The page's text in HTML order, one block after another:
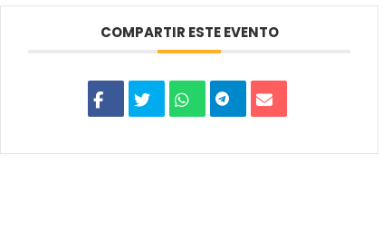
COMPARTIR ESTE EVENTO